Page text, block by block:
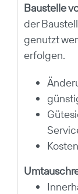
Baustelle
der
genutzt
erfolgen.